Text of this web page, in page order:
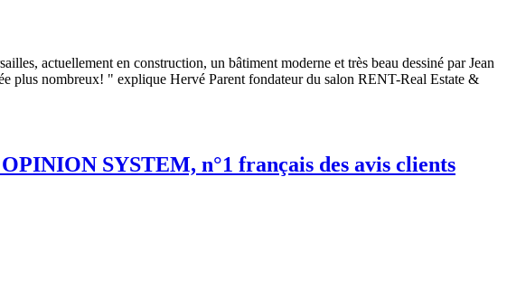
actuellement en construction, un bâtiment moderne et très beau dessiné par Jean
plus nombreux! " explique Hervé Parent fondateur du salon RENT-Real Estate &
SYSTEM, n°1 français des avis clients